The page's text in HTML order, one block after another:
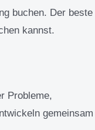
buchen. Der beste
kannst.
Probleme,
gemeinsam